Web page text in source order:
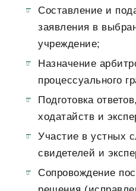
Составление и
заявления в
учреждение;
Назначение
процессуального
Подготовка
ходатайств и
Участие в устных
свидетелей и
Сопровождение